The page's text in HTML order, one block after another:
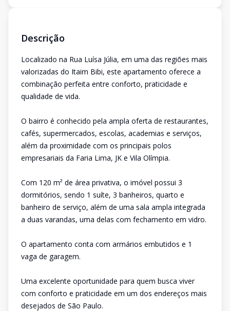
Descrição
Localizado na Rua Luísa Júlia, em uma das regiões mais
valorizadas do Itaim Bibi, este apartamento oferece a
combinação perfeita entre conforto, praticidade e
qualidade de vida.
O bairro é conhecido pela ampla oferta de restaurantes,
cafés, supermercados, escolas, academias e serviços,
além da proximidade com os principais polos
empresariais da Faria Lima, JK e Vila Olímpia.
Com 120 m² de área privativa, o imóvel possui 3
dormitórios, sendo 1 suíte, 3 banheiros, quarto e
banheiro de serviço, além de uma sala ampla integrada
a duas varandas, uma delas com fechamento em vidro.
O apartamento conta com armários embutidos e 1
vaga de garagem.
Uma excelente oportunidade para quem busca viver
com conforto e praticidade em um dos endereços mais
desejados de São Paulo.